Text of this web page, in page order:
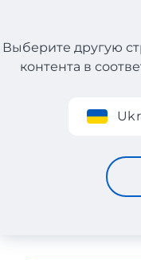
Регистрация
Выберите другую
контента в
Chrome Hearts